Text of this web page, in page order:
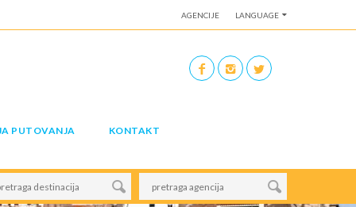
AGENCIJE LANGUAGE
PUTOVANJA KONTAKT